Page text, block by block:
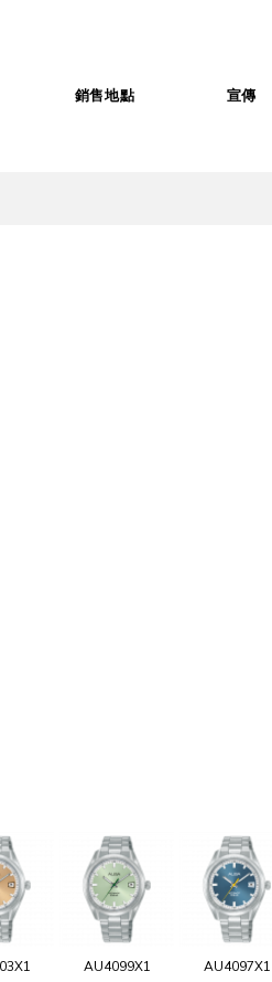
銷售地點 宣傳
AU4099X1 AU4097X1